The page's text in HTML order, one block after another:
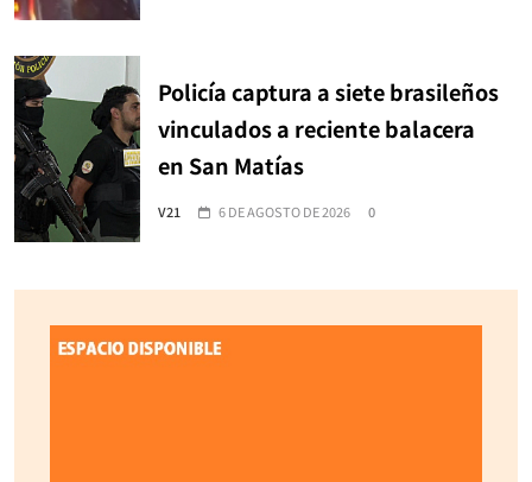
Policía captura a siete brasileños
vinculados a reciente balacera
en San Matías
V21 6 DE AGOSTO DE 2026 0